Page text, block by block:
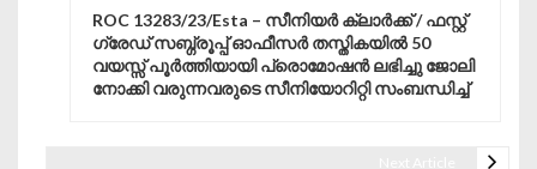
ROC 13283/23/Esta – സീനിയർ ക്ലാർക്ക് / ഫസ്റ്റ്
ഗ്രേഡ് സബ്ഗ്രൂപ്പ് ഓഫീസർ തസ്തികയിൽ 50
വയസ്സ് പൂർത്തിയായി പ്രൊമോഷൻ ലഭിച്ചു ജോലി
നോക്കി വരുന്നവരുടെ സീനിയോറിറ്റി സംബന്ധിച്ച്